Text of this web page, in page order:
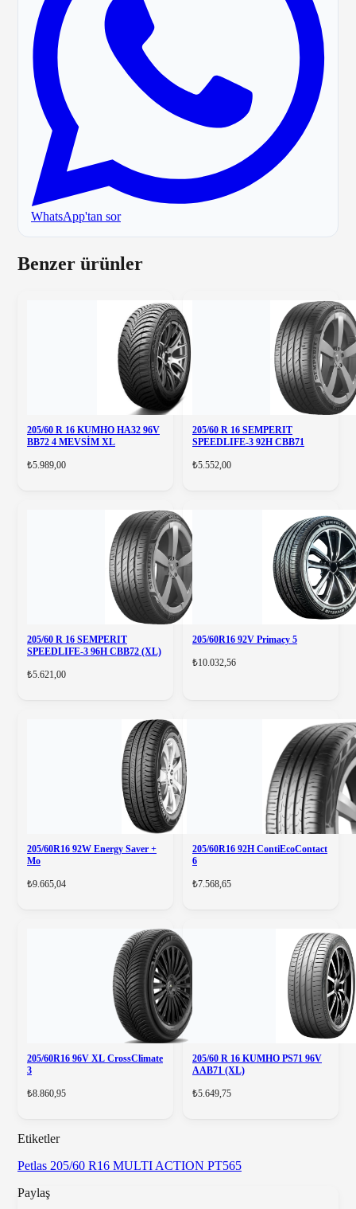
WhatsApp'tan sor
Benzer ürünler
205/60 R 16 KUMHO HA32 96V
BB72 4 MEVSİM XL
₺5.989,00
205/60 R 16 SEMPERIT
SPEEDLIFE-3 92H CBB71
₺5.552,00
205/60 R 16 SEMPERIT
SPEEDLIFE-3 96H CBB72 (XL)
₺5.621,00
205/60R16 92V Primacy 5
₺10.032,56
205/60R16 92W Energy Saver +
Mo
₺9.665,04
205/60R16 92H ContiEcoContact
6
₺7.568,65
205/60R16 96V XL CrossClimate
3
₺8.860,95
205/60 R 16 KUMHO PS71 96V
AAB71 (XL)
₺5.649,75
Etiketler
Petlas 205/60 R16 MULTI ACTION PT565
Paylaş